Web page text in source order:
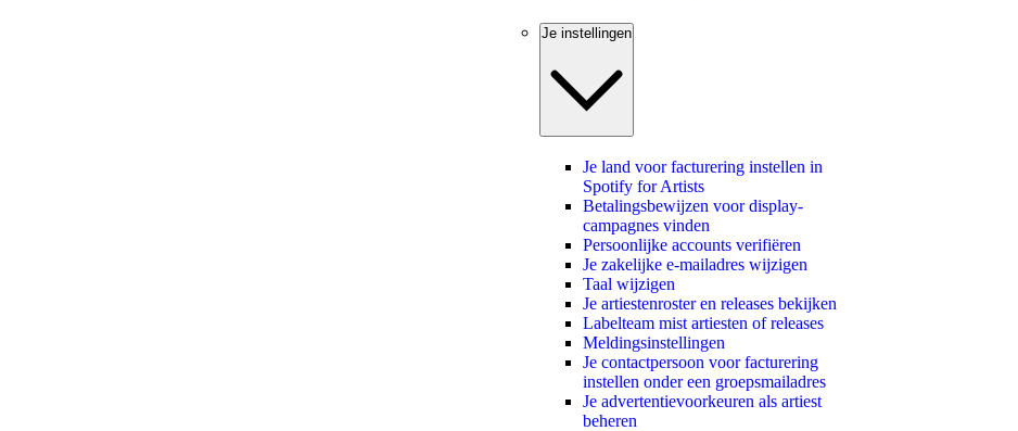
Je instellingen
Je land voor facturering instellen in
Spotify for Artists
Betalingsbewijzen voor display-
campagnes vinden
Persoonlijke accounts verifiëren
Je zakelijke e-mailadres wijzigen
Taal wijzigen
Je artiestenroster en releases bekijken
Labelteam mist artiesten of releases
Meldingsinstellingen
Je contactpersoon voor facturering
instellen onder een groepsmailadres
Je advertentievoorkeuren als artiest
beheren